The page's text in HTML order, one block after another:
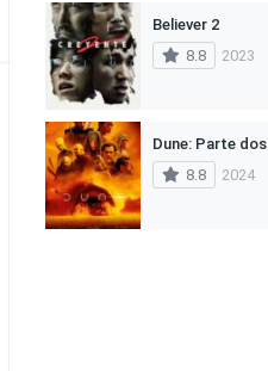
Believer 2
8.8
2023
Dune: Parte dos
8.8
2024